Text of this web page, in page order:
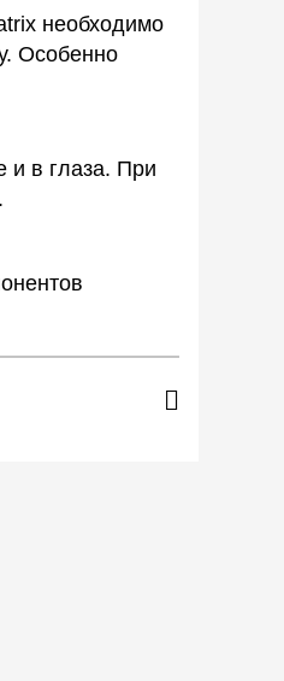
необходимо
Особенно
и в глаза. При